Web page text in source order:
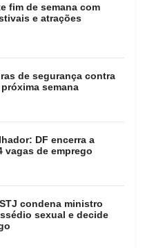
fim de semana com
e atrações
de segurança contra
semana
DF encerra a
vagas de emprego
condena ministro
sexual e decide